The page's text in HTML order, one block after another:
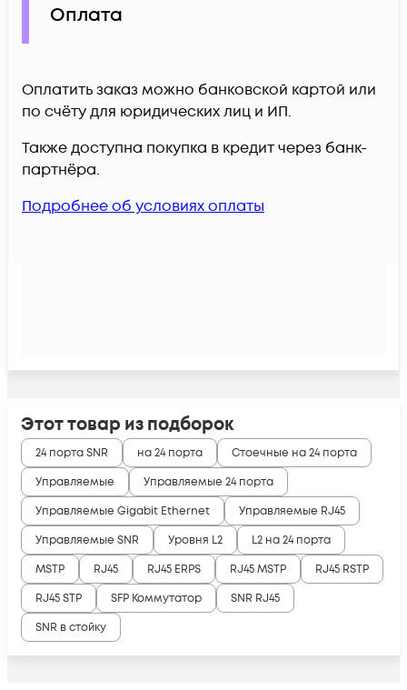
Оплата
Оплатить заказ можно банковской картой или
по счёту для юридических лиц и ИП.
Также доступна покупка в кредит через банк-
партнёра.
Подробнее об условиях оплаты
Этот товар из подборок
24 порта SNR на 24 порта
Стоечные на 24 порта
Управляемые
Управляемые 24 порта
Управляемые Gigabit Ethernet
Управляемые RJ45
Управляемые SNR
Уровня L2
L2 на 24 порта
MSTP
RJ45 RJ45 ERPS RJ45 MSTP
RJ45 RSTP
RJ45 STP
SFP Коммутатор
SNR RJ45
SNR в стойку